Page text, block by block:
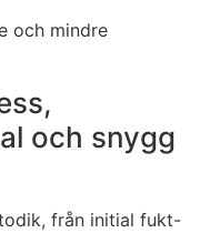
och mindre
och snygg
från initial fukt-